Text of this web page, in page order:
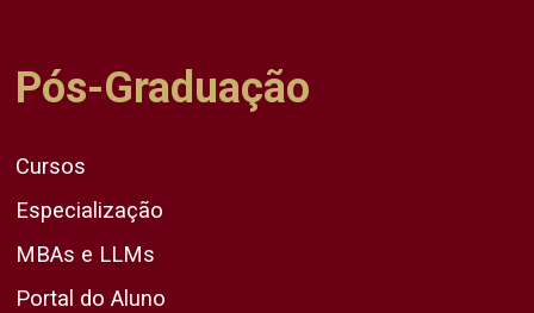
Pós-Graduação
Cursos
Especialização
MBAs e LLMs
Portal do Aluno